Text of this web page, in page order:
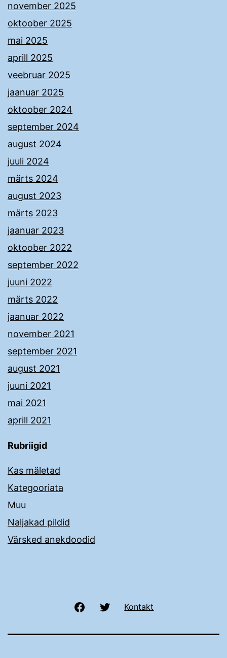
november 2025
oktoober 2025
mai 2025
aprill 2025
veebruar 2025
jaanuar 2025
oktoober 2024
september 2024
august 2024
juuli 2024
märts 2024
august 2023
märts 2023
jaanuar 2023
oktoober 2022
september 2022
juuni 2022
märts 2022
jaanuar 2022
november 2021
september 2021
august 2021
juuni 2021
mai 2021
aprill 2021
Rubriigid
Kas mäletad
Kategooriata
Muu
Naljakad pildid
Värsked anekdoodid
FacebookTwitter
Kontakt